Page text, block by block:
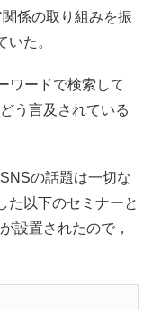
係の取り組みを振
た。
ワードで検索して
う言及されている
の話題は一切な
た以下のセミナーと
設置されたので，